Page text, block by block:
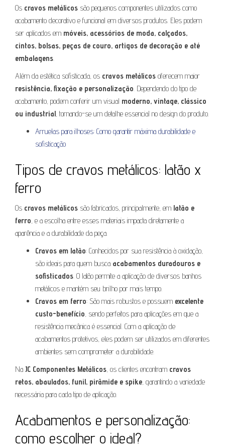
Os cravos metálicos são pequenos componentes utilizados como
acabamento decorativo e funcional em diversos produtos. Eles podem
ser aplicados em móveis, acessórios de moda, calçados,
cintos, bolsas, peças de couro, artigos de decoração e até
embalagens.
Além da estética sofisticada, os cravos metálicos oferecem maior
resistência, fixação e personalização. Dependendo do tipo de
acabamento, podem conferir um visual moderno, vintage, clássico
ou industrial, tornando-se um detalhe essencial no design do produto.
Arruelas para ilhoses: Como garantir máxima durabilidade e
sofisticação
Tipos de cravos metálicos: latão x
ferro
Os cravos metálicos são fabricados, principalmente, em latão e
ferro, e a escolha entre esses materiais impacta diretamente a
aparência e a durabilidade da peça.
Cravos em latão: Conhecidos por sua resistência à oxidação,
são ideais para quem busca acabamentos duradouros e
sofisticados. O latão permite a aplicação de diversos banhos
metálicos e mantém seu brilho por mais tempo.
Cravos em ferro: São mais robustos e possuem excelente
custo-benefício, sendo perfeitos para aplicações em que a
resistência mecânica é essencial. Com a aplicação de
acabamentos protetivos, eles podem ser utilizados em diferentes
ambientes sem comprometer a durabilidade.
Na JC Componentes Metálicos, os clientes encontram cravos
retos, abaulados, funil, pirâmide e spike, garantindo a variedade
necessária para cada tipo de aplicação.
Acabamentos e personalização:
como escolher o ideal?